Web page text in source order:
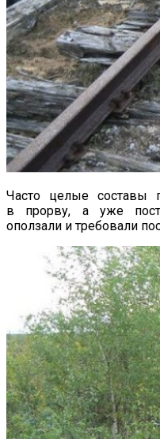
Часто целые составы
в прорву, а уже
оползали и требовали